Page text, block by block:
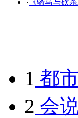
1 都
2 会